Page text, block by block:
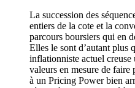
La succession des
entiers de la cote et la
parcours boursiers qui en
Elles le sont d’autant plus
inflationniste actuel creuse
valeurs en mesure de faire
à un Pricing Power bien